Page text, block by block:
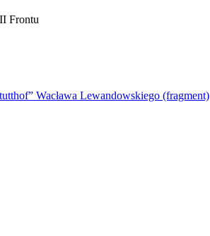
Frontu
Wacława Lewandowskiego (fragment)